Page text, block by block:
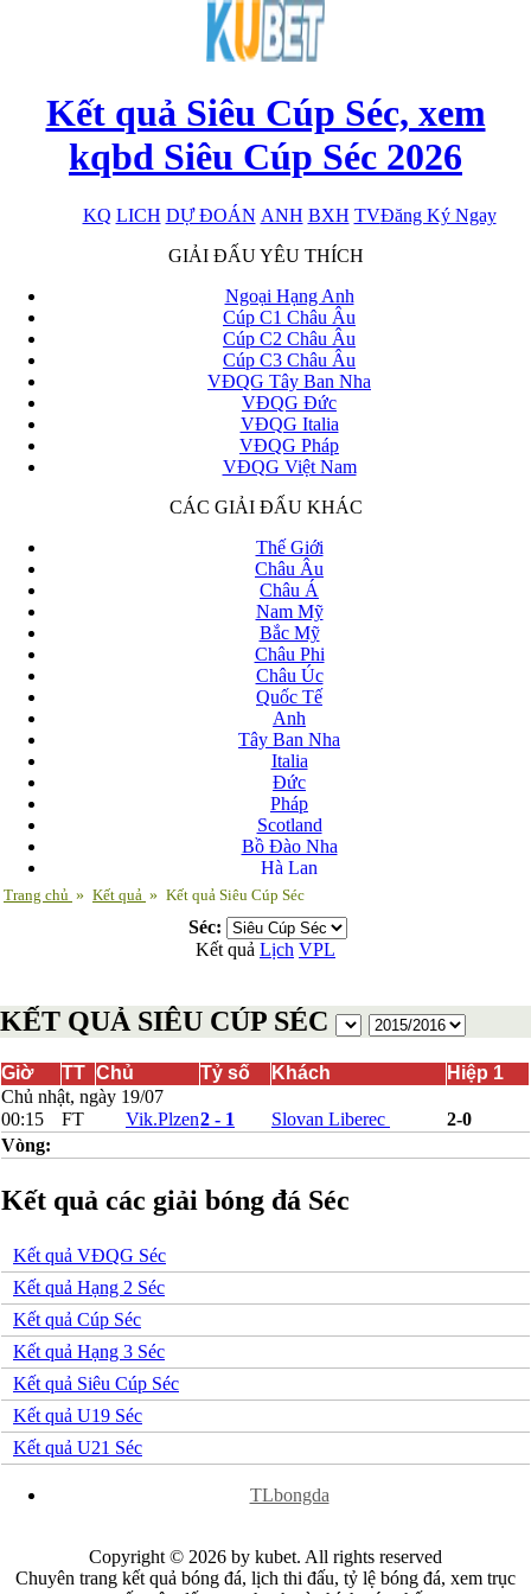
Kết quả Siêu Cúp Séc, xem
kqbd Siêu Cúp Séc 2026
KQ LICH DỰ ĐOÁN ANH BXH TVĐăng Ký Ngay
x
GIẢI ĐẤU YÊU THÍCH
Ngoại Hạng Anh
Cúp C1 Châu Âu
Cúp C2 Châu Âu
Cúp C3 Châu Âu
VĐQG Tây Ban Nha
VĐQG Đức
VĐQG Italia
VĐQG Pháp
VĐQG Việt Nam
CÁC GIẢI ĐẤU KHÁC
Thế Giới
Châu Âu
Châu Á
Nam Mỹ
Bắc Mỹ
Châu Phi
Châu Úc
Quốc Tế
Anh
Tây Ban Nha
Italia
Đức
Pháp
Scotland
Bồ Đào Nha
Hà Lan
Nga
Albania
Andorra
Armenia
Belarus
Bosnia-Herzgovina
Bulgary
Bắc Ireland
Bỉ
Georgia
Gibralta
Iceland
Kazakhstan
Liechtenstein
Malta
Moldova
Montenegro
Phần Lan
Rumany
Trang chủ » Kết quả » Kết quả Siêu Cúp Séc
Séc:
Kết quả Lịch VPL
KẾT QUẢ SIÊU CÚP SÉC
Giờ TT Chủ Tỷ số Khách
Hiệp 1
Chủ nhật, ngày 19/07
00:15
FT Vik.Plzen2 - 1 Slovan Liberec
2-0
Vòng:
Kết quả các giải bóng đá Séc
Kết quả VĐQG Séc
Kết quả Hạng 2 Séc
Kết quả Cúp Séc
Kết quả Hạng 3 Séc
Kết quả Siêu Cúp Séc
Kết quả U19 Séc
Kết quả U21 Séc
TLbongda
Copyright © 2026 by kubet. All rights reserved
Chuyên trang kết quả bóng đá, lịch thi đấu, tỷ lệ bóng đá, xem trục